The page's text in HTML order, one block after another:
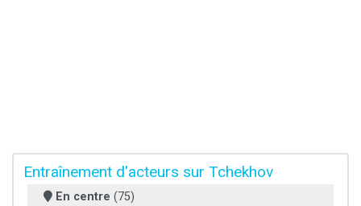
Entraînement d'acteurs sur Tchekhov
En centre (75)